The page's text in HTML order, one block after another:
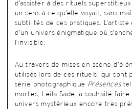
d’assister à des rituels
un sens à ce qu’elle voyait, sans
subtilités de ces pratiques.
d’un univers énigmatique où
l’invisible.
Au travers de mises en scène
utilisés lors de ces rituels, qui sont
série photographique Présences
mortes, Leila Sadel a souhaité
univers mystérieux encore très